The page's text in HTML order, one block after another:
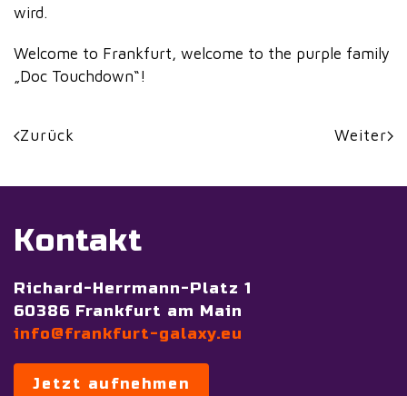
wird.
Welcome to Frankfurt, welcome to the purple family
„Doc Touchdown“!
Zurück Weiter
Kontakt
Richard-Herrmann-Platz 1
60386 Frankfurt am Main
info@frankfurt-galaxy.eu
Jetzt aufnehmen